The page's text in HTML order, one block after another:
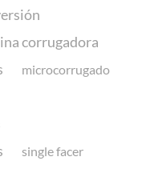
corrugadora
microcorrugado
single facer